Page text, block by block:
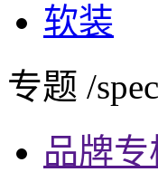
软装
专题 /
品牌专